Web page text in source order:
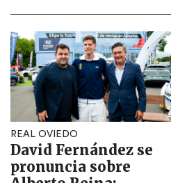
REAL OVIEDO
David Fernández se
pronuncia sobre